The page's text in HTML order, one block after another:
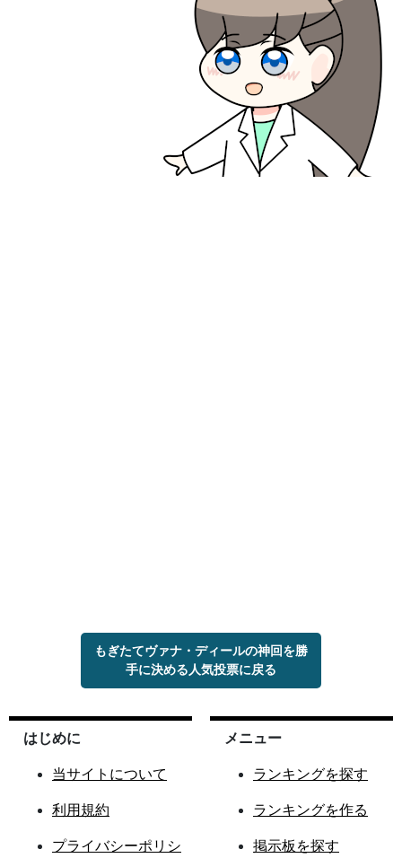
もぎたてヴァナ・ディールの神回を勝
手に決める人気投票に戻る
はじめに
当サイトについて
利用規約
プライバシーポリシ
メニュー
ランキングを探す
ランキングを作る
掲示板を探す